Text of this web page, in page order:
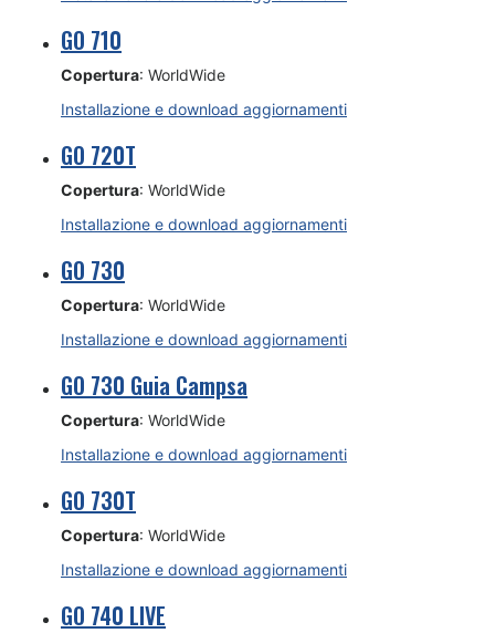
GO 710
Copertura: WorldWide
Installazione e download aggiornamenti
GO 720T
Copertura: WorldWide
Installazione e download aggiornamenti
GO 730
Copertura: WorldWide
Installazione e download aggiornamenti
GO 730 Guia Campsa
Copertura: WorldWide
Installazione e download aggiornamenti
GO 730T
Copertura: WorldWide
Installazione e download aggiornamenti
GO 740 LIVE